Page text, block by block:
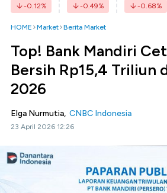
-0.12% -0.49% -0.68%
HOME Market Berita Market
Top! Bank Mandiri
Bersih Rp15,4 Triliun
2026
Elga Nurmutia, CNBC Indonesia
23 April 2026 12:26